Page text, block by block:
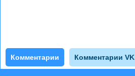
Комментарии Комментарии VK